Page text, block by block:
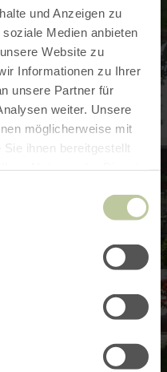
und Anzeigen zu
Medien anbieten
Website zu
Informationen zu Ihrer
unsere Partner für
weiter. Unsere
möglicherweise mit
ihnen bereitgestellt